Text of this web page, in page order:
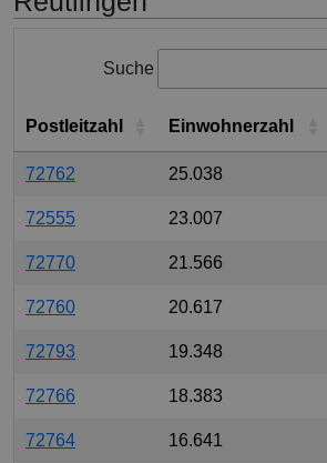
Suche
Postleitzahl Einwohnerzahl
72762 25.038
72555 23.007
72770 21.566
72760 20.617
72793 19.348
72766 18.383
72764 16.641